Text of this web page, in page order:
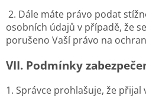
2. Dále máte právo podat
osobních údajů v případě, že
porušeno Vaší právo na
VII. Podmínky
1. Správce prohlašuje, že